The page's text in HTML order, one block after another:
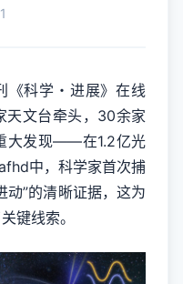
科学・进展》在线
天文台牵头，30余家
大发现——在1.2亿光
中，科学家首次捕
动”的清晰证据，这为
键线索。